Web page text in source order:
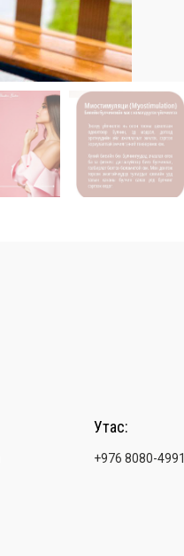
Утас:
+976 8080-4991